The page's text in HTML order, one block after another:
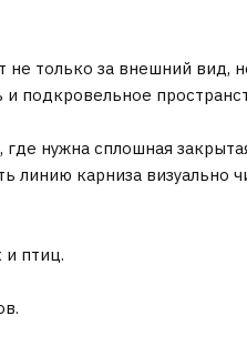
только за внешний вид,
подкровельное
нужна сплошная
линию карниза визуально
птиц.